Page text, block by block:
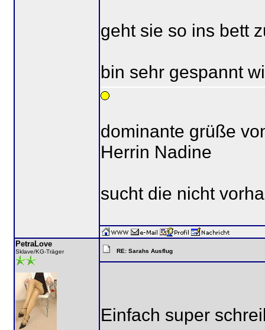
geht sie so ins bett
bin sehr gespannt
dominante grüße
Herrin Nadine
sucht die nicht
PetraLove
Sklave/KG-Träger RE: Sarahs Ausflug
Einfach super